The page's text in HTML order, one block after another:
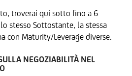
troverai qui sotto fino a 6
stesso Sottostante, la stessa
con Maturity/Leverage diverse.
NEGOZIABILITÀ NEL